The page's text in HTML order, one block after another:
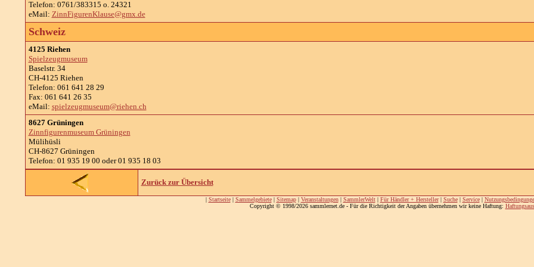
Telefon: 0761/383315 o. 24321
eMail: ZinnFigurenKlause@gmx.de
Schweiz
4125 Riehen
Spielzeugmuseum
Baselstr. 34
CH-4125 Riehen
Telefon: 061 641 28 29
Fax: 061 641 26 35
eMail: spielzeugmuseum@riehen.ch
8627 Grüningen
Zinnfigurenmuseum Grüningen
Mülihüsli
CH-8627 Grüningen
Telefon: 01 935 19 00 oder 01 935 18 03
Zurück zur Übersicht
| Startseite| Sammelgebiete| Sitemap| Veranstaltungen| SammlerWelt| Für Händler + Hersteller| Suche| Service|
Copyright © 1998/2026 sammlernet.de - Für die Richtigkeit der Angaben übernehmen wir keine Haftung: